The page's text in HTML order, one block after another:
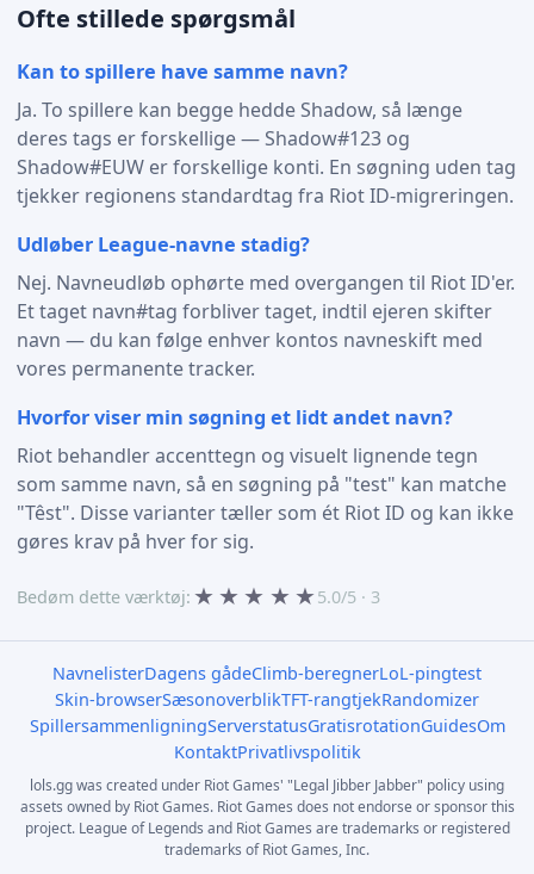
Ofte stillede spørgsmål
Kan to spillere have samme navn?
Ja. To spillere kan begge hedde Shadow, så længe
deres tags er forskellige — Shadow#123 og
Shadow#EUW er forskellige konti. En søgning uden tag
tjekker regionens standardtag fra Riot ID-migreringen.
Udløber League-navne stadig?
Nej. Navneudløb ophørte med overgangen til Riot ID'er.
Et taget navn#tag forbliver taget, indtil ejeren skifter
navn — du kan følge enhver kontos navneskift med
vores permanente tracker.
Hvorfor viser min søgning et lidt andet navn?
Riot behandler accenttegn og visuelt lignende tegn
som samme navn, så en søgning på "test" kan matche
"Têst". Disse varianter tæller som ét Riot ID og kan ikke
gøres krav på hver for sig.
Bedøm dette værktøj: ★ ★ ★ ★ ★ 5.0/5 · 3
NavnelisterDagens gådeClimb-beregnerLoL-pingtest
Skin-browserSæsonoverblikTFT-rangtjekRandomizer
SpillersammenligningServerstatusGratisrotationGuidesOm
KontaktPrivatlivspolitik
lols.gg was created under Riot Games' "Legal Jibber Jabber" policy using
assets owned by Riot Games. Riot Games does not endorse or sponsor this
project. League of Legends and Riot Games are trademarks or registered
trademarks of Riot Games, Inc.